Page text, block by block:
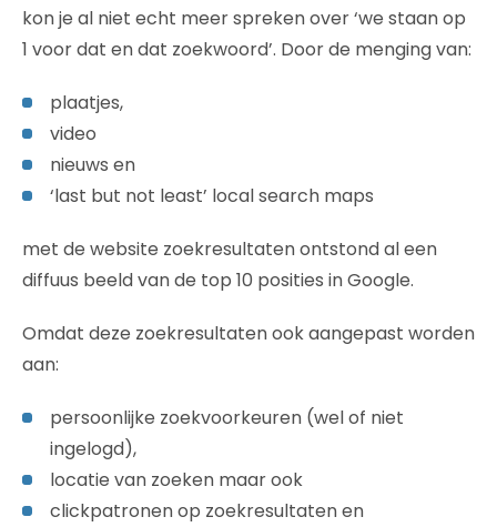
kon je al niet echt meer spreken over ‘we staan op
1 voor dat en dat zoekwoord’. Door de menging van:
plaatjes,
video
nieuws en
‘last but not least’ local search maps
met de website zoekresultaten ontstond al een
diffuus beeld van de top 10 posities in Google.
Omdat deze zoekresultaten ook aangepast worden
aan:
persoonlijke zoekvoorkeuren (wel of niet
ingelogd),
locatie van zoeken maar ook
clickpatronen op zoekresultaten en